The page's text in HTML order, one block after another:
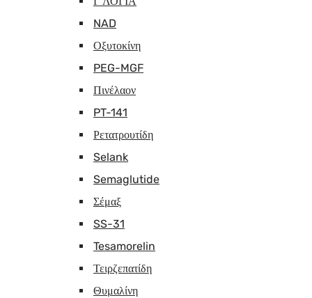
NAD
Οξυτοκίνη
PEG-MGF
Πινέλαον
PT-141
Ρετατρουτίδη
Selank
Semaglutide
Σέμαξ
SS-31
Tesamorelin
Τειρζεπατίδη
Θυμαλίνη